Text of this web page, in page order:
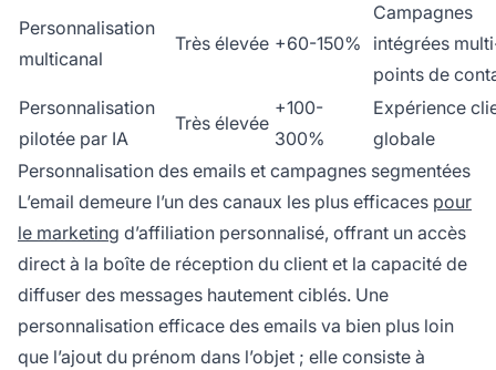
Personnalisation
multicanal
Très élevée +60-150%
Campagnes
intégrées
points de
Personnalisation
pilotée par IA
Très élevée
+100-
300%
Expérience
globale
Personnalisation des emails et campagnes segmentées
L’email demeure l’un des canaux les plus efficaces pour
le marketing d’affiliation personnalisé, offrant un accès
direct à la boîte de réception du client et la capacité de
diffuser des messages hautement ciblés. Une
personnalisation efficace des emails va bien plus loin
que l’ajout du prénom dans l’objet ; elle consiste à